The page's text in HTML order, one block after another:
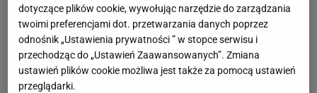
dotyczące plików cookie, wywołując narzędzie do zarządzania
twoimi preferencjami dot. przetwarzania danych poprzez
odnośnik „Ustawienia prywatności ” w stopce serwisu i
przechodząc do „Ustawień Zaawansowanych”. Zmiana
ustawień plików cookie możliwa jest także za pomocą ustawień
przeglądarki.